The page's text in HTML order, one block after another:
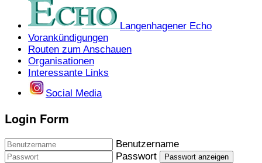
Langenhagener Echo
Vorankündigungen
Routen zum Anschauen
Organisationen
Interessante Links
Social Media
Login Form
Benutzername
Passwort
Passwort anzeigen